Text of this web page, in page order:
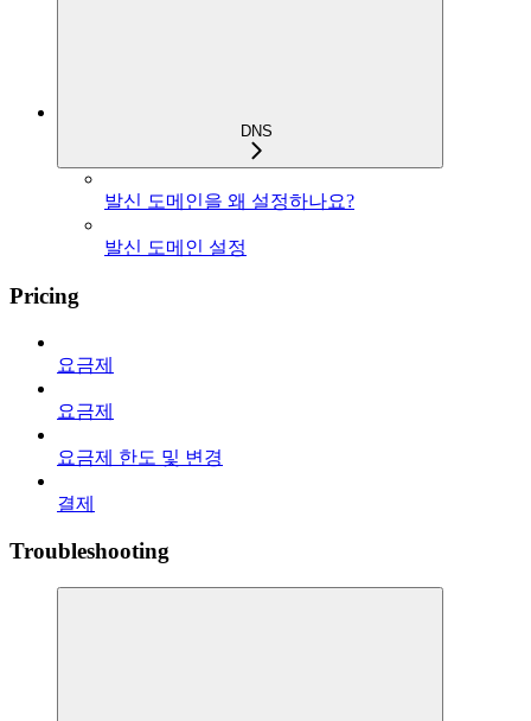
DNS
발신 도메인을 왜 설정하나요?
발신 도메인 설정
Pricing
요금제
요금제
요금제 한도 및 변경
결제
Troubleshooting